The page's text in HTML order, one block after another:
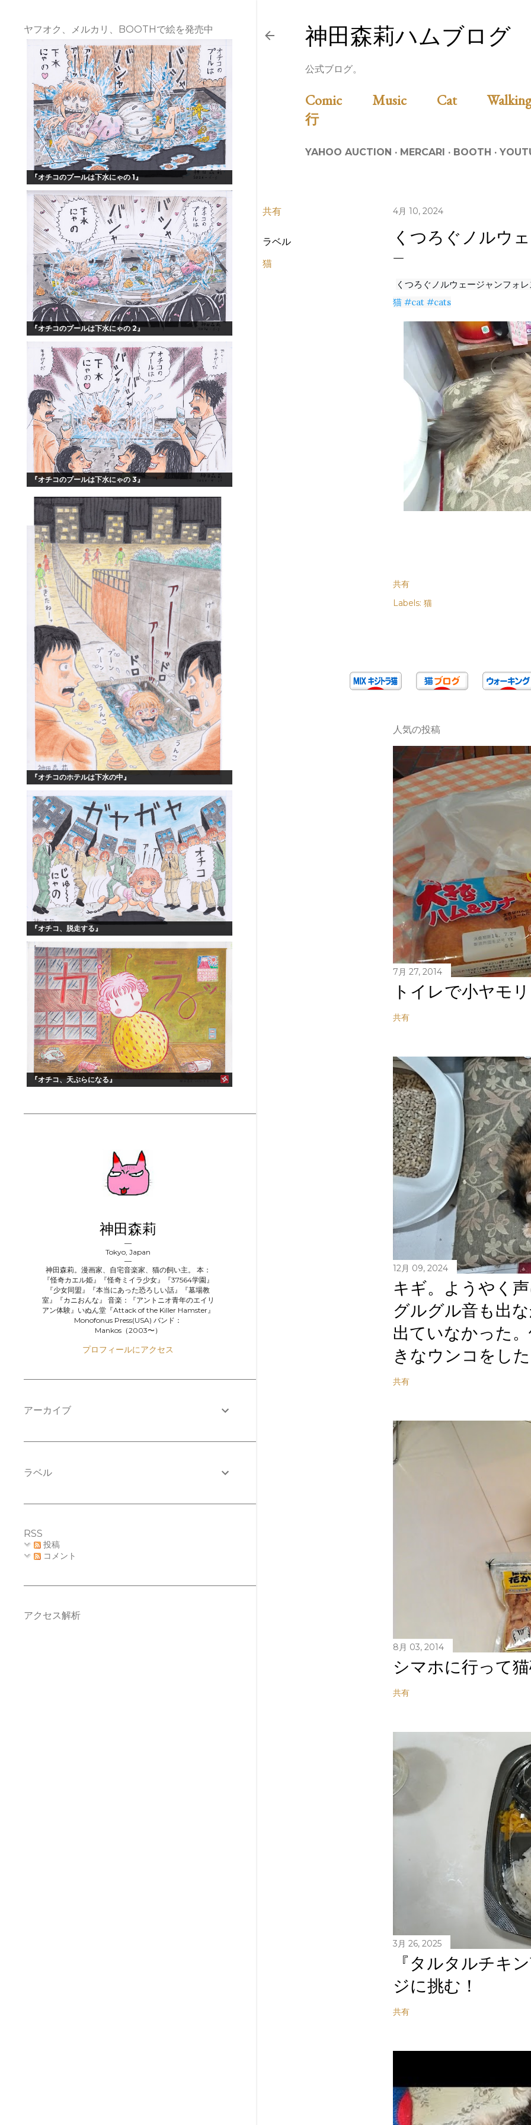
神田森莉ハムブログ
公式ブログ。
Comic Music Cat
行
YAHOO AUCTION MERCARI BOOTH
共有
ラベル
猫
4月 10, 2024
くつろぐノルウ
くつろぐノルウェージャンフォ
猫 #cat #cats
共有
Labels: 猫
人気の投稿
7月 27, 2014
トイレで小ヤモ
共有
12月 09, 2024
キギ。ようやく
グルグル音も出
出ていなかった
きなウンコをし
共有
8月 03, 2014
シマホに行って
共有
3月 26, 2025
『タルタルチキ
ジに挑む！
共有
ヤフオク、メルカリ、BOOTHで絵を発売中
『オチコのプールは下水にゃの 1』
『オチコのプールは下水にゃの 2』
『オチコのプールは下水にゃの 3』
『オチコのホテルは下水の中』
『オチコ、脱走する』
『オチコ、天ぷらになる』
神田森莉
Tokyo, Japan
神田森莉。漫画家、自宅音楽家、猫の飼い主。 本：
『怪奇カエル姫』『怪奇ミイラ少女』『37564学園』
『少女同盟』『本当にあった恐ろしい話』『墓場教
室』『カニおんな』 音楽：『アントニオ青年のエイリ
アン体験』いぬん堂『Attack of the Killer Hamster』
Monofonus Press(USA) バンド：
Mankos（2003〜）
プロフィールにアクセス
アーカイブ
ラベル
RSS
投稿
コメント
アクセス解析